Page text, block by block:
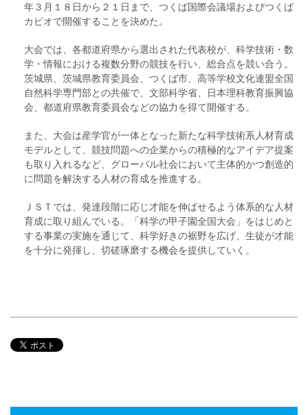
年３月１８日から２１日まで、つくば国際会議場およびつくば
カピオで開催することを決めた。
大会では、各都道府県から選出された代表校が、科学技術・数
学・情報における複数分野の競技を行い、総合点を競い合う。
茨城県、茨城県教育委員会、つくば市、高等学校文化連盟全国
自然科学専門部との共催で、文部科学省、日本理科教育振興協
会、都道府県教育委員会などの協力を得て開催する。
また、大会は産学官が一体となった新たな科学技術系人材育成
モデルとして、競技問題への企業からの積極的なアイデア提案
も取り入れるなど、グローバル社会において主体的かつ創造的
に問題を解決する人材の育成を推進する。
ＪＳＴでは、発達段階に応じ才能を伸ばせるよう体系的な人材
育成に取り組んでいる。「科学の甲子園全国大会」をはじめと
する事業の実施を通じて、科学好きの裾野を広げ、生徒が才能
を十分に発揮し、切磋琢磨する機会を提供していく。